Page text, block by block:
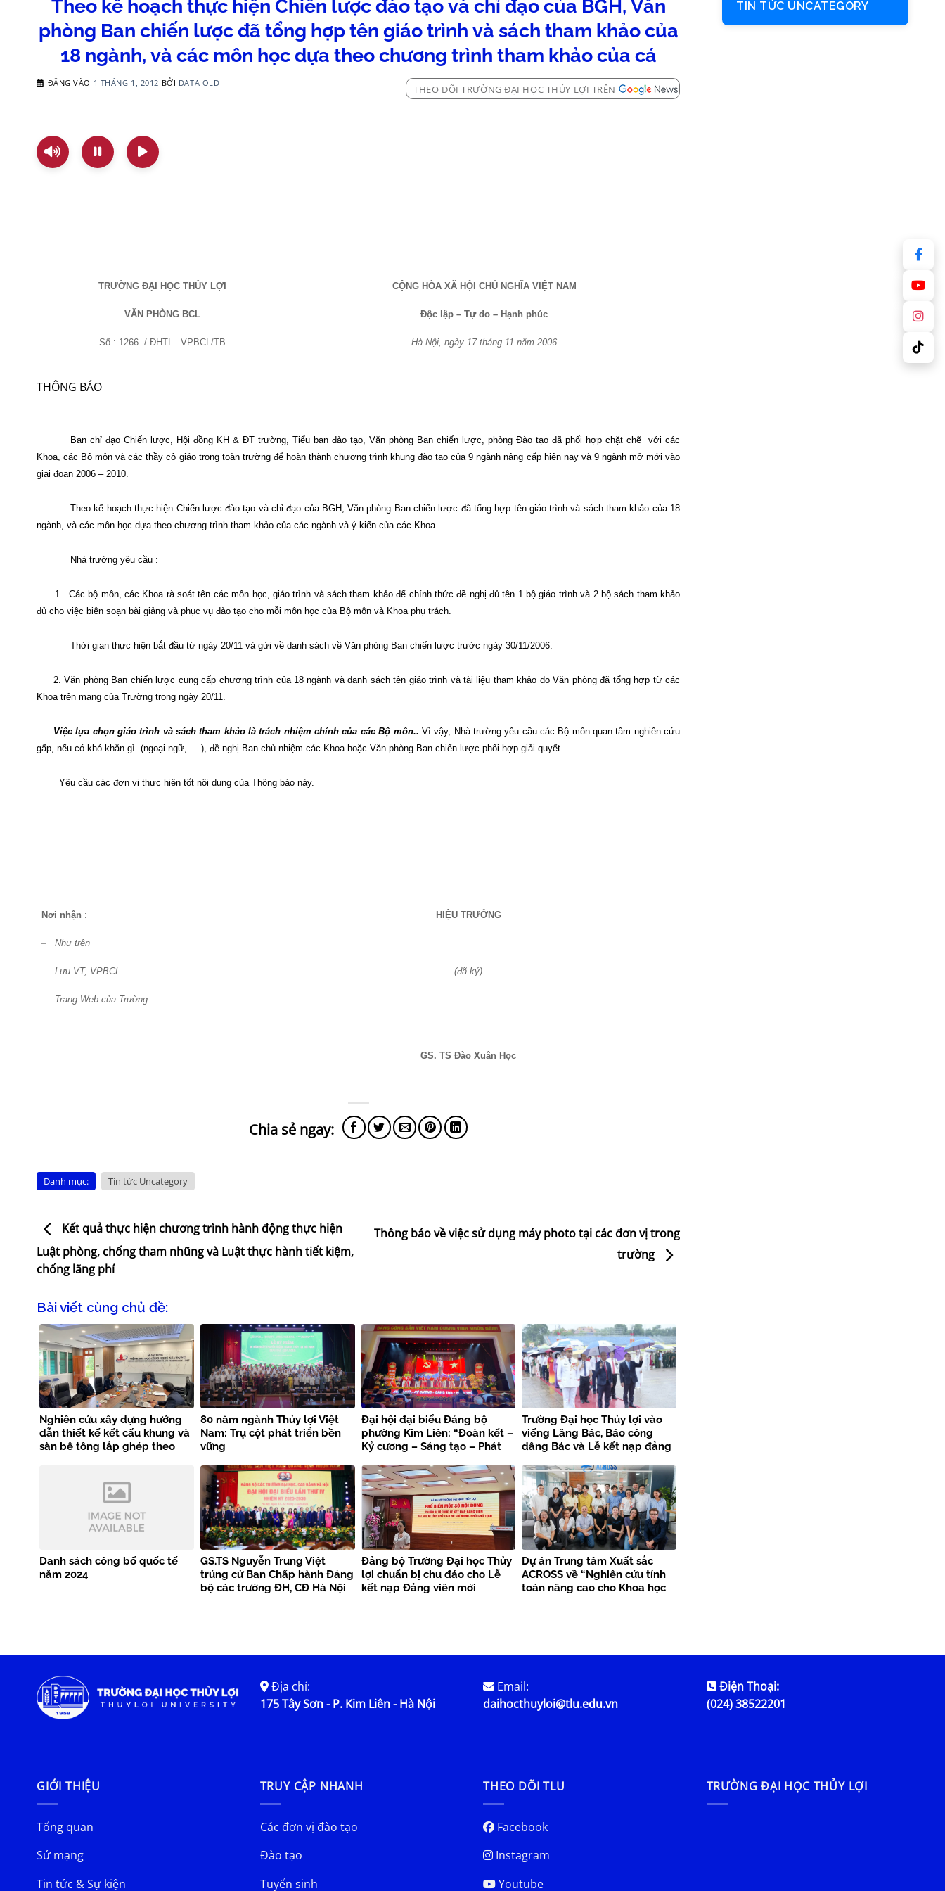
Theo kế hoạch thực hiện Chiến lược đào tạo và chỉ đạo của BGH, Văn
phòng Ban chiến lược đã tổng hợp tên giáo trình và sách tham khảo của
18 ngành, và các môn học dựa theo chương trình tham khảo của cá
ĐĂNG VÀO 1 THÁNG 1, 2012 BỞI DATA OLD
THEO DÕI TRƯỜNG ĐẠI HỌC THỦY LỢI TRÊN
TRƯỜNG ĐẠI HỌC THỦY LỢI
VĂN PHÒNG BCL
Số : 1266 / ĐHTL –VPBCL/TB
CỘNG HÒA XÃ HỘI CHỦ NGHĨA VIỆT NAM
Độc lập – Tự do – Hạnh phúc
Hà Nội, ngày 17 tháng 11 năm 2006
THÔNG BÁO
Ban chỉ đạo Chiến lược, Hội đồng KH & ĐT trường, Tiểu ban đào tạo, Văn phòng Ban chiến lược, phòng Đào tạo đã phối hợp chặt chẽ
với các
Khoa, các Bộ môn và các thầy cô giáo trong toàn trường để hoànthành chương trình khung đào tạo của 9 ngành nâng cấp hiện nay và 9 ngành mở mới vào
giai đoạn 2006 – 2010.
Theo kế hoạch thực hiện Chiến lược đào tạo và chỉ đạo của BGH, Văn phòng Ban chiến lược đã tổng hợp tên giáo trình và sách tham khảo của 18
ngành, và các môn học dựa theo chương trình tham khảo của các ngành và ý kiến của các Khoa.
Nhà trường yêu cầu :
1.
Các bộ môn, các Khoa rà soát tên các môn học, giáo trình và sách tham khảo để chính thức đề nghị đủ tên 1 bộ giáo trình và 2 bộ sách tham khảo
đủ cho việc biên soạn bài giảng và phục vụ đào tạo cho mỗi môn học của Bộ môn và Khoa phụ trách.
Thời gian thực hiện bắt đầu từ ngày 20/11 và gửi về danh sách về Văn phòng Ban chiến lược trước ngày 30/11/2006.
2. Văn phòng Ban chiến lược cung cấp chương trình của 18 ngành và danh sách tên giáo trình và tài liệu tham khảo do Văn phòng đã tổng hợp từ các
Khoa trên mạng của Trường trong ngày 20/11.
Việc lựa chọn giáo trình và sách tham khảo là trách nhiệm chính của các Bộ môn.. Vì vậy, Nhà trường yêu cầu các Bộ môn quan tâm nghiên cứu
gấp, nếu có khó khăn gì (ngoại ngữ, . . ), đề nghị Ban chủ nhiệm các Khoa hoặc Văn phòng Ban chiến lược phối hợp giải quyết.
Yêu cầu các đơn vị thực hiện tốt nội dung của Thông báo này.
Nơi nhận :
– Như trên
– Lưu VT, VPBCL
– Trang Web của Trường
HIỆU TRƯỞNG
(đã ký)
GS. TS Đào Xuân Học
Danh mục: Tin tức Uncategory
Kết quả thực hiện chương trình hành động thực hiện
Luật phòng, chống tham nhũng và Luật thực hành tiết kiệm,
chống lãng phí
Thông báo về việc sử dụng máy photo tại các đơn vị trong
trường
Bài viết cùng chủ đề:
Nghiên cứu xây dựng hướng
dẫn thiết kế kết cấu khung và
sàn bê tông lắp ghép theo
80 năm ngành Thủy lợi Việt
Nam: Trụ cột phát triển bền
vững
Đại hội đại biểu Đảng bộ
phường Kim Liên: “Đoàn kết –
Kỷ cương – Sáng tạo – Phát
Trường Đại học Thủy lợi vào
viếng Lăng Bác, Báo công
dâng Bác và Lễ kết nạp đảng
kiện trọng đại
Danh sách công bố quốc tế
năm 2024
GS.TS Nguyễn Trung Việt
trúng cử Ban Chấp hành Đảng
bộ các trường ĐH, CĐ Hà Nội
Đảng bộ Trường Đại học Thủy
lợi chuẩn bị chu đáo cho Lễ
kết nạp Đảng viên mới
Dự án Trung tâm Xuất sắc
ACROSS về “Nghiên cứu tính
toán nâng cao cho Khoa học
TIN TỨC UNCATEGORY
Địa chỉ:
175 Tây Sơn - P. Kim Liên - Hà Nội
Email:
daihocthuyloi@tlu.edu.vn
Điện Thoại:
(024) 38522201
GIỚI THIỆU
Tổng quan
Sứ mạng
Tin tức & Sự kiện
TRUY CẬP NHANH
Các đơn vị đào tạo
Đào tạo
Tuyển sinh
THEO DÕI TLU
Facebook
Instagram
Youtube
TRƯỜNG ĐẠI HỌC THỦY LỢI